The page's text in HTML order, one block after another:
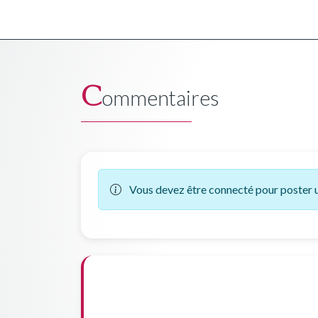
Commentaires
Vous devez être connecté pour poster